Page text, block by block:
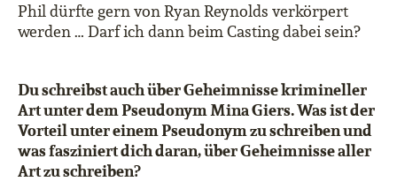
Phil dürfte gern von Ryan Reynolds verkörpert
werden … Darf ich dann beim Casting dabei sein?
Du schreibst auch über Geheimnisse krimineller
Art unter dem Pseudonym Mina Giers. Was ist der
Vorteil unter einem Pseudonym zu schreiben und
was fasziniert dich daran, über Geheimnisse aller
Art zu schreiben?